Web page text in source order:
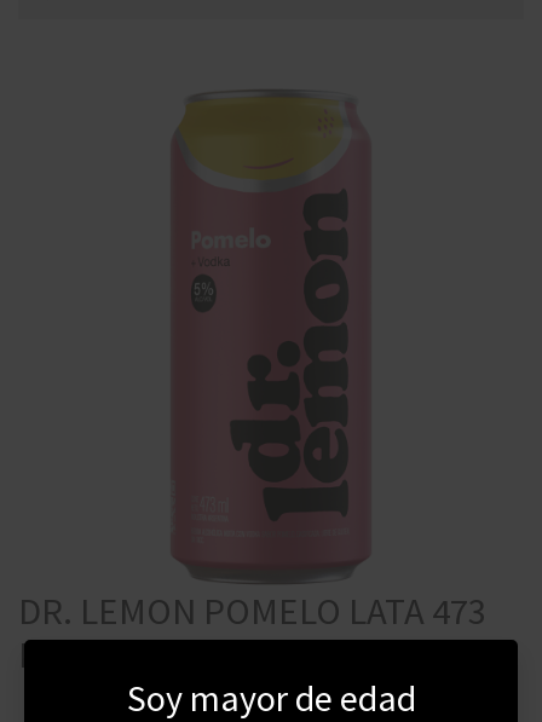
DR. LEMON POMELO LATA 473
ML
Soy mayor de edad